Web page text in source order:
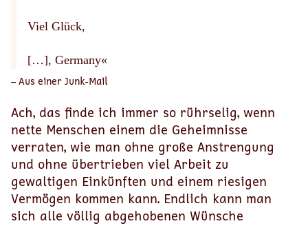
Viel Glück,
[…], Germany«
– Aus einer Junk-Mail
Ach, das finde ich immer so rührselig, wenn
nette Menschen einem die Geheimnisse
verraten, wie man ohne große Anstrengung
und ohne übertrieben viel Arbeit zu
gewaltigen Einkünften und einem riesigen
Vermögen kommen kann. Endlich kann man
sich alle völlig abgehobenen Wünsche